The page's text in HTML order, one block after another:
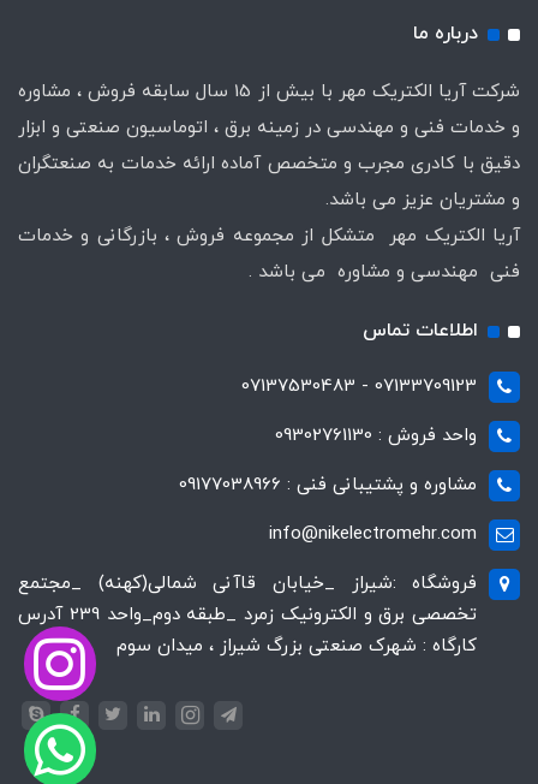
درباره ما
شرکت آریا الکتریک مهر با بیش از 15 سال سابقه فروش ، مشاوره
و خدمات فنی و مهندسی در زمینه برق ، اتوماسیون صنعتی و ابزار
دقیق با کادری مجرب و متخصص آماده ارائه خدمات به صنعتگران
و مشتریان عزیز می باشد.
آریا الکتریک مهر متشکل از مجموعه فروش ، بازرگانی و خدمات
فنی مهندسی و مشاوره می باشد .
اطلاعات تماس
07133709123 - 07137530483
واحد فروش : 09302761130
مشاوره و پشتیبانی فنی : 09177038966
info@nikelectromehr.com
فروشگاه :شیراز _خیابان قاآنی شمالی(کهنه) _مجتمع
تخصصی برق و الکترونیک زمرد _طبقه دوم_واحد 239 آدرس
کارگاه : شهرک صنعتی بزرگ شیراز ، میدان سوم